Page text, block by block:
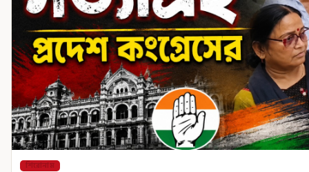
শিরোনাম